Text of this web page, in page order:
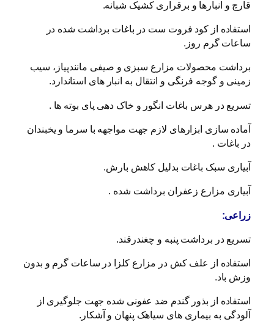
قارچ و انبارها و برقراری کشیک شبانه.
استفاده از كود فروت ست در باغات برداشت شده در
ساعات گرم روز.
برداشت محصولات مزارع سبزی و صیفی مانندپیاز، سیب
زمینی و گوجه فرنگی و انتقال به انبار های استاندارد.
تسریع در هرس باغات انگور و خاک دهی پای بوته ها .
آماده سازی ابزارهای لازم جهت مواجهه با سرما و یخبندان
در باغات .
آبیاری سبک باغات بدلیل کاهش بارش.
آبیاری مزارع زعفران برداشت شده .
زراعی:
تسریع در برداشت پنبه و چغندرقند.
استفاده از علف کش در مزارع کلزا در ساعات گرم و بدون
وزش باد.
استفاده از بذور گندم ضد عفونی شده جهت جلوگیری از
آلودگی به بیماری های سیاهک پنهان و آشکار.